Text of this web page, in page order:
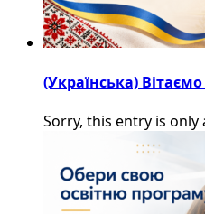
(Українська)
Sorry, this entry is only